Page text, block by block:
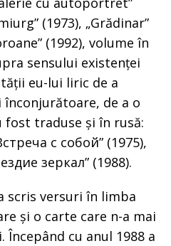
(1973), „Grădinar”
(1992), volume în
sensului existenței
eu-lui liric de a
de a o
fost traduse și în rusă:
с собой” (1975),
зеркал” (1988).
scris versuri în limba
și o carte care n-a mai
cu anul 1988 a